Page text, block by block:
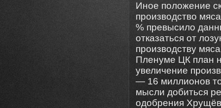
Иное положение
производство
% превысило
отказаться от
производству
Пленуме ЦК план
увеличение
— 16 миллионов
мысли добиться
одобрения